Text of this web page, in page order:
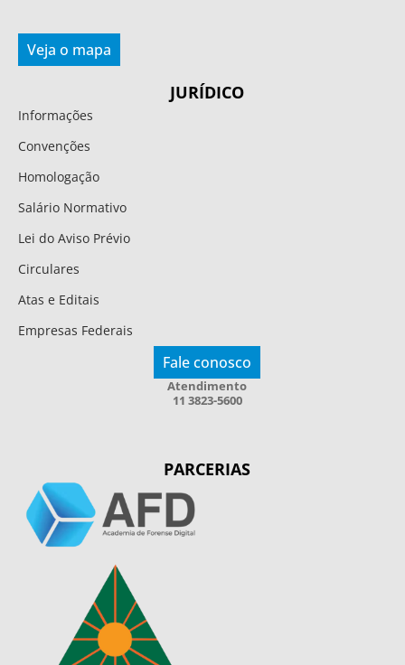
Veja o mapa
JURÍDICO
Informações
Convenções
Homologação
Salário Normativo
Lei do Aviso Prévio
Circulares
Atas e Editais
Empresas Federais
Fale conosco
Atendimento
11 3823-5600
PARCERIAS